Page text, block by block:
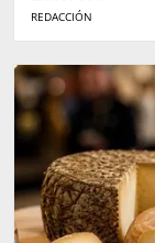
REDACCIÓN